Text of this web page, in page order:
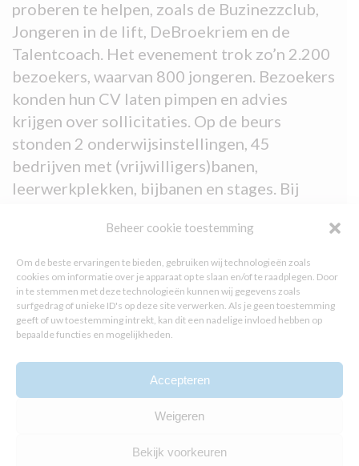
Beheer cookie toestemming
Om de beste ervaringen te bieden, gebruiken wij technologieën zoals
cookies om informatie over je apparaat op te slaan en/of te raadplegen. Door
in te stemmen met deze technologieën kunnen wij gegevens zoals
surfgedrag of unieke ID's op deze site verwerken. Als je geen toestemming
geeft of uw toestemming intrekt, kan dit een nadelige invloed hebben op
bepaalde functies en mogelijkheden.
Accepteren
Weigeren
Bekijk voorkeuren
proberen te helpen, zoals de Buzinezzclub,
Jongeren in de lift, DeBroekriem en de
Talentcoach. Het evenement trok zo’n 2.200
bezoekers, waarvan 800 jongeren. Bezoekers
konden hun CV laten pimpen en advies
krijgen over sollicitaties. Op de beurs
stonden 2 onderwijsinstellingen, 45
bedrijven met (vrijwilligers)banen,
leerwerkplekken, bijbanen en stages. Bij
netwerkgesprekken gevoerd. Voor 194
jongeren leverde dat een concrete
vervolgafspraak op. Boost Your Future trok
2.200 bezoekers, waarvan 800 jongeren, op
12 september in het Haagse Stadhuis!